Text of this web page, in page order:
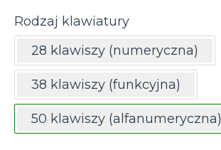
Rodzaj klawiatury
28 klawiszy (numeryczna)
38 klawiszy (funkcyjna)
50 klawiszy (alfanumeryczna)